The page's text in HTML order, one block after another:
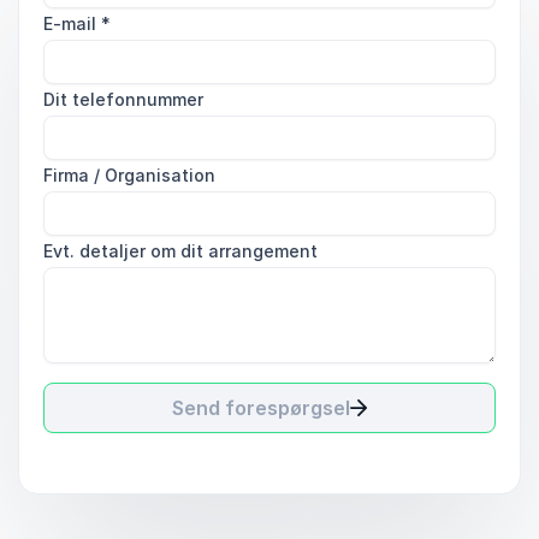
E-mail *
Dit telefonnummer
Firma / Organisation
Evt. detaljer om dit arrangement
Send forespørgsel